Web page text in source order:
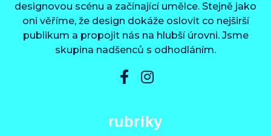
designovou scénu a začínající umělce. Stejně jako
oni věříme, že design dokáže oslovit co nejširší
publikum a propojit nás na hlubší úrovni. Jsme
skupina nadšenců s odhodláním.
rubriky